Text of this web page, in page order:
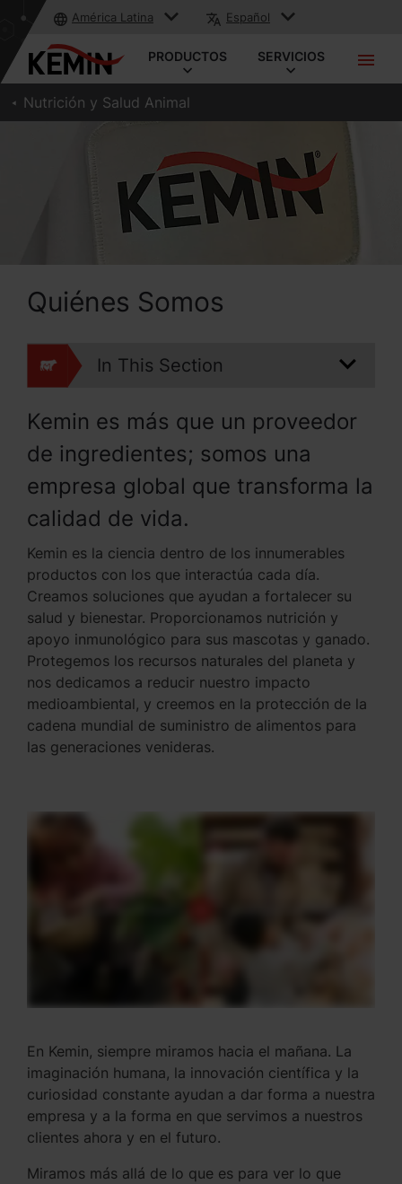
América Latina Español
PRODUCTOS SERVICIOS
Nutrición y Salud Animal
Quiénes Somos
In This Section
Kemin es más que un proveedor
de ingredientes; somos una
empresa global que transforma la
calidad de vida.
Kemin es la ciencia dentro de los innumerables
productos con los que interactúa cada día.
Creamos soluciones que ayudan a fortalecer su
salud y bienestar. Proporcionamos nutrición y
apoyo inmunológico para sus mascotas y ganado.
Protegemos los recursos naturales del planeta y
nos dedicamos a reducir nuestro impacto
medioambiental, y creemos en la protección de la
cadena mundial de suministro de alimentos para
las generaciones venideras.
En Kemin, siempre miramos hacia el mañana. La
imaginación humana, la innovación científica y la
curiosidad constante ayudan a dar forma a nuestra
empresa y a la forma en que servimos a nuestros
clientes ahora y en el futuro.
Miramos más allá de lo que es para ver lo que